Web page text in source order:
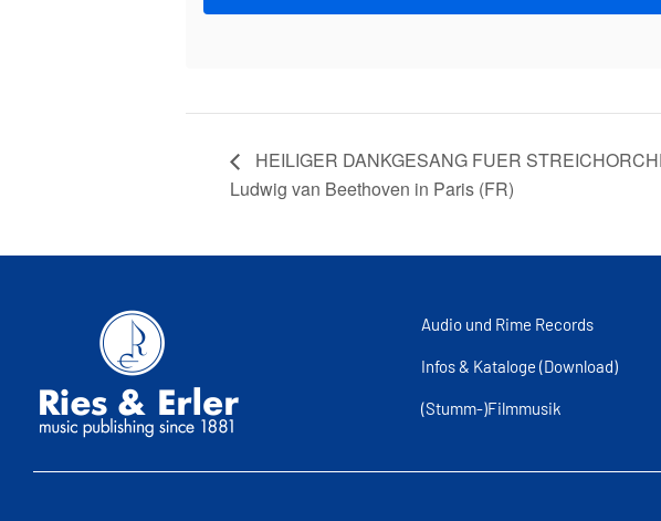
HEILIGER DANKGESANG FUER
Ludwig van Beethoven in Paris (FR)
Audio und Rime Records
Infos & Kataloge (Download)
(Stumm-)Filmmusik